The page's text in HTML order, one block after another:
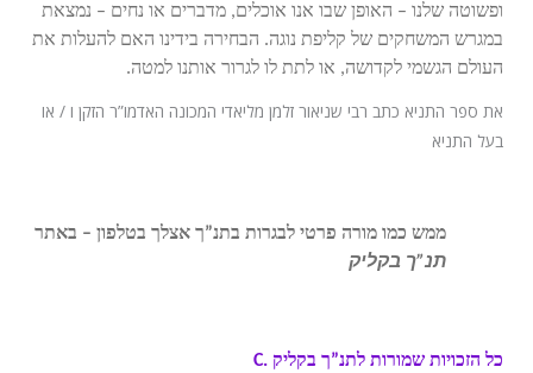
ופשוטה שלנו – האופן שבו אנו אוכלים, מדברים או נחים – נמצאת
במגרש המשחקים של קליפת נוגה. הבחירה בידינו האם להעלות את
העולם הגשמי לקדושה, או לתת לו לגרור אותנו למטה.
את ספר התניא כתב רבי שניאור זלמן מליאדי המכונה האדמו”ר הזקן ו / או
בעל התניא
ממש כמו מורה פרטי לבגרות בתנ”ך אצלך בטלפון – באתר
תנ”ך בקליק
כל הזכויות שמורות לתנ”ך בקליק C.